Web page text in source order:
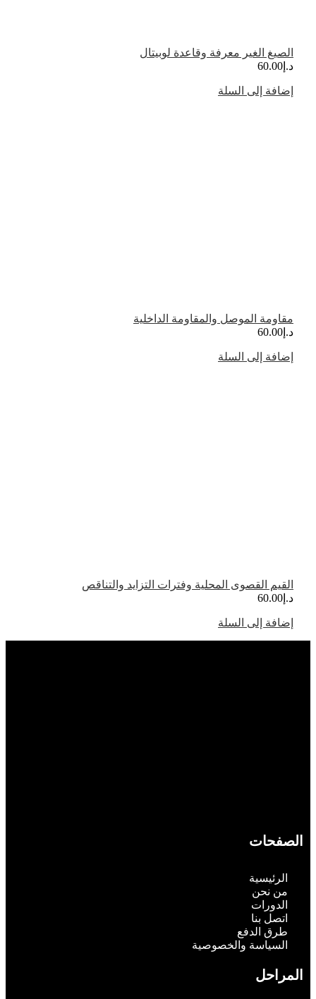
الصيغ الغير معرفة وقاعدة لوبيتال
60.00
إضافة إلى السلة
مقاومة الموصل والمقاومة الداخلية
60.00
إضافة إلى السلة
القيم القصوى المحلية وفترات التزايد والتناقص
60.00
إضافة إلى السلة
الصفحات
الرئيسية
من نحن
الدورات
اتصل بنا
طرق الدفع
السياسة والخصوصية
المراحل